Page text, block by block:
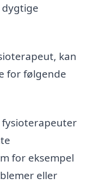
kan
for følgende
fysioterapeuter
for eksempel
eller